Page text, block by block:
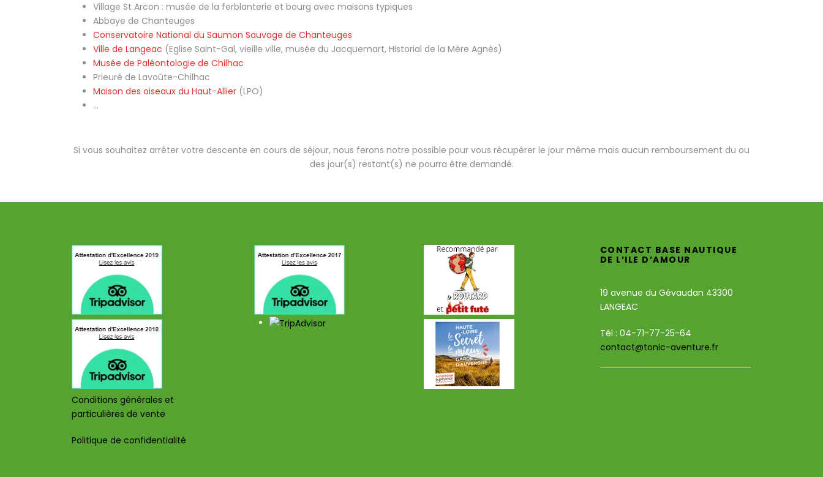
Village St Arcon : musée de la ferblanterie et bourg avec maisons typiques
Abbaye de Chanteuges
Conservatoire National du Saumon Sauvage de Chanteuges
Ville de Langeac (Eglise Saint-Gal, vieille ville, musée du Jacquemart, Historial de la Mère Agnès)
Musée de Paléontologie de Chilhac
Prieuré de Lavoûte-Chilhac
Maison des oiseaux du Haut-Allier (LPO)
…
Si vous souhaitez arrêter votre descente en cours de séjour, nous ferons notre possible pour vous récupérer le jour même mais aucun remboursement du ou
des jour(s) restant(s) ne pourra être demandé.
Conditions générales et
particulières de vente
Politique de confidentialité
CONTACT BASE NAUTIQUE
DE L’ILE D’AMOUR
19 avenue du Gévaudan 43300
LANGEAC
Tél : 04-71-77-25-64
contact@tonic-aventure.fr